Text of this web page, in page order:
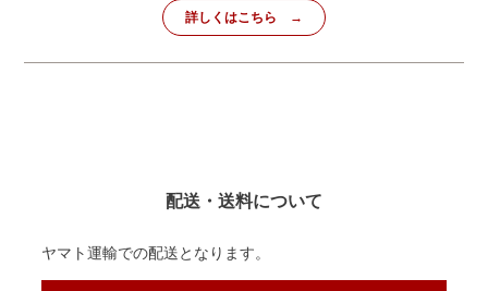
詳しくはこちら
配送・送料について
ヤマト運輸での配送となります。